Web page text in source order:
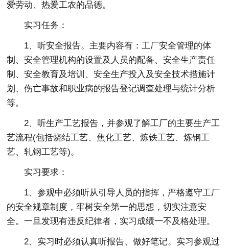
爱劳动、热爱工农的品德。
实习任务：
1、听安全报告。主要内容有：工厂安全管理的体
制、安全管理机构的设置及人员的配备、安全生产责任
制、安全教育及培训、安全生产投入及安全技术措施计
划、伤亡事故和职业病的报告登记调查处理与统计分析
等。
2、听生产工艺报告，并参观了解工厂的主要生产工
艺流程(包括烧结工艺、焦化工艺、炼铁工艺、炼钢工
艺、轧钢工艺等)。
实习要求：
1、参观中必须听从引导人员的指挥，严格遵守工厂
的安全规章制度，牢树安全第一的思想，切实注意安
全。一旦发现有违反纪律者，实习成绩一不及格处理。
2、实习时必须认真听报告、做好笔记。实习参观过